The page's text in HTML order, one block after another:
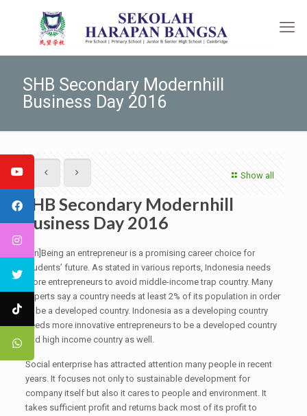
SHB Secondary Modernhill
Business Day 2016
Show all
SHB Secondary Modernhill
Business Day 2016
[:en]Being an entrepreneur is a promising career choice for
students’ future. As stated in various reports, Indonesia needs
more entrepreneurs to avoid middle-income trap country. Many
experts say a country needs at least 2% of its population in order
to be a developed country. Indonesia as a developing country
needs more innovative entrepreneurs to be a developed country
and high income country as well.
Social enterprise has attracted attention many people in recent
years. It focuses not only to sustainable development for
company itself but also it cares to people and environment. It
takes sufficient profit and returns back most of its profit to